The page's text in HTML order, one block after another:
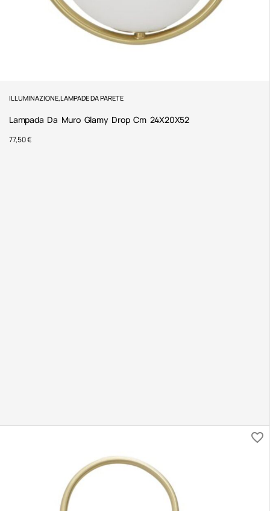
ILLUMINAZIONE,LAMPADE DA PARETE
Lampada Da Muro Glamy Drop Cm 24X20X52
77,50€